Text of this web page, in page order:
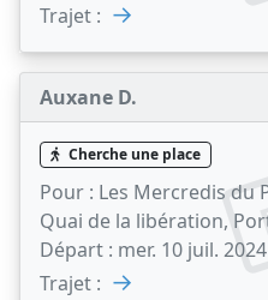
Trajet : →
Auxane D.
Cherche une place
Pour : Les Mercredis du
Quai de la libération,
Départ : mer. 10 juil. 2024
Trajet : →